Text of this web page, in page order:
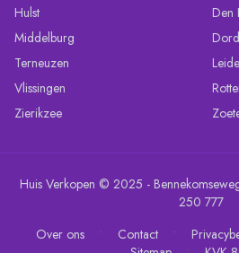
Hulst
Middelburg
Terneuzen
Vlissingen
Zierikzee
Den
Huis Verkopen © 2025 -
250 777
Over ons
• Contact •